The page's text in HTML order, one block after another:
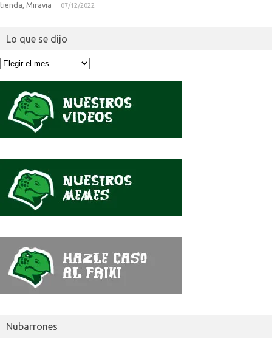
tienda, Miravia
07/12/2022
Lo que se dijo
Lo
Nubarrones